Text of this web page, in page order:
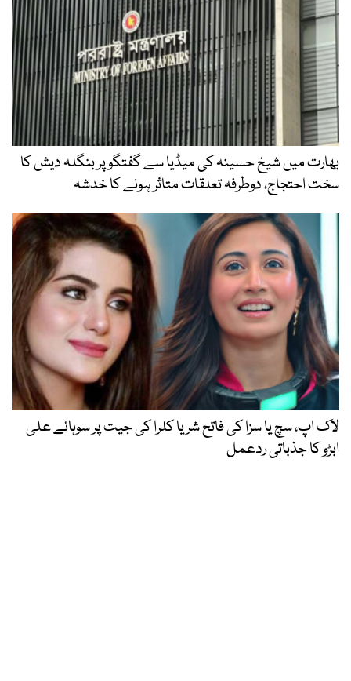
بھارت میں شیخ حسینہ کی میڈیا سے گفتگو پر بنگلہ دیش کا
سخت احتجاج، دوطرفہ تعلقات متاثر ہونے کا خدشہ
لاک اپ، سچ یا سزا کی فاتح شریا کلرا کی جیت پر سوہائے علی
ابڑو کا جذباتی ردعمل